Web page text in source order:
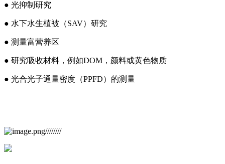
● 光抑制研究
● 水下水生植被（SAV）研究
● 测量富营养区
● 研究吸收材料，例如DOM，颜料或黄色物质
● 光合光子通量密度（PPFD）的测量